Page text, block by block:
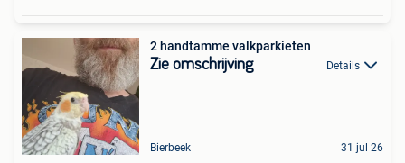
2 handtamme valkparkieten
Zie omschrijving Details
Bierbeek 31 jul 26